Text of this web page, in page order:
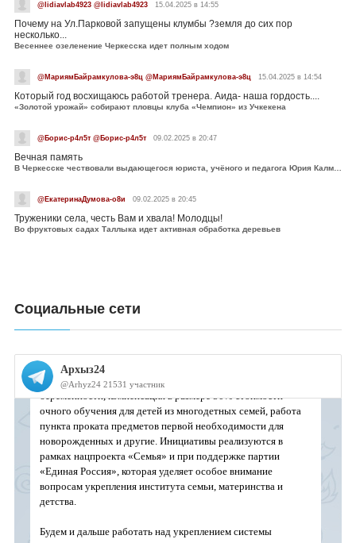
@lidiavlab4923 @lidiavlab4923 15.04.2025 в 14:55
Почему на Ул.Парковой запущены клумбы ?земля до сих пор
несколько...
Весеннее озеленение Черкесска идет полным ходом
@МариямБайрамкулова-э8ц @МариямБайрамкулова-э8ц 15.04.2025 в 14:54
Который год восхищаюсь работой тренера. Аида- наша гордость....
«Золотой урожай» собирают пловцы клуба «Чемпион» из Учкекена
@Борис-р4л5т @Борис-р4л5т 09.02.2025 в 20:47
Вечная память
В Черкесске чествовали выдающегося юриста, учёного и педагога Юрия Калмыкова
@ЕкатеринаДумова-о8и 09.02.2025 в 20:45
Труженики села, честь Вам и хвала! Молодцы!
Во фруктовых садах Таллыка идет активная обработка деревьев
Социальные сети